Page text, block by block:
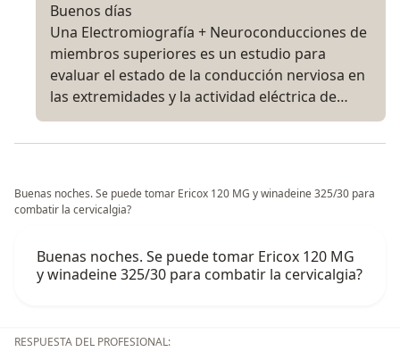
Buenos días
Una Electromiografía + Neuroconducciones de
miembros superiores es un estudio para
evaluar el estado de la conducción nerviosa en
las extremidades y la actividad eléctrica de…
Buenas noches. Se puede tomar Ericox 120 MG y winadeine 325/30 para
combatir la cervicalgia?
Buenas noches. Se puede tomar Ericox 120 MG
y winadeine 325/30 para combatir la cervicalgia?
RESPUESTA DEL PROFESIONAL: